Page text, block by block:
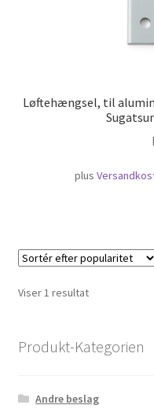
Løftehængsel, til
plus
Viser 1 resultat
Produkt-Kategorien
Andre beslag